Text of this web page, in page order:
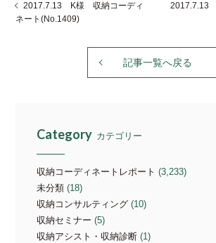
2017.7.13 K様 収納コーディ
ネート(No.1409)
2017.7.13
記事一覧へ戻る
Category カテゴリー
収納コーディネートレポート (3,233)
未分類 (18)
収納コンサルティング (10)
収納セミナー (5)
収納アシスト・収納診断 (1)